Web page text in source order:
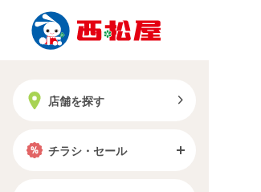
店舗を探す
チラシ・セール